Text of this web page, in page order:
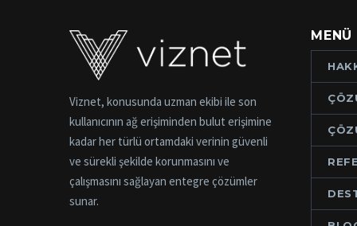
Viznet, konusunda uzman ekibi ile son
kullanıcının ağ erişiminden bulut erişimine
kadar her türlü ortamdaki verinin güvenli
ve sürekli şekilde korunmasını ve
çalışmasını sağlayan entegre çözümler
sunar.
MENÜ